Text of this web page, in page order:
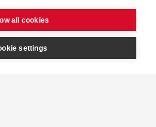
all cookies
settings